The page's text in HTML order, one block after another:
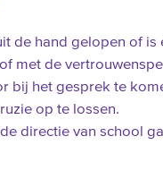
de hand gelopen of is
met de
bij het gesprek te
op te lossen.
directie van school